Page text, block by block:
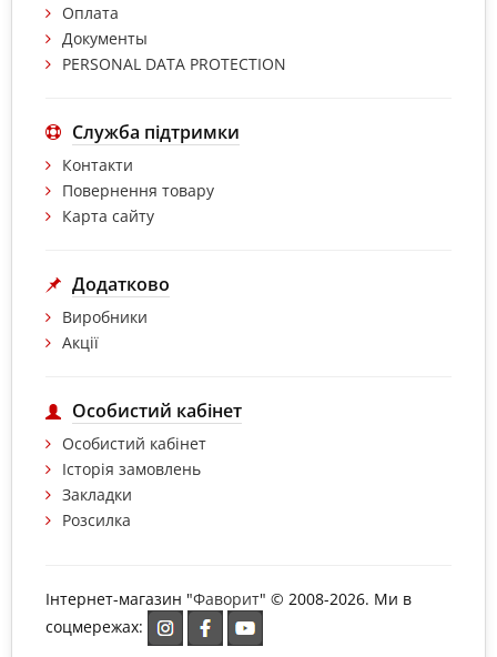
Оплата
Документы
PERSONAL DATA PROTECTION
Служба підтримки
Контакти
Повернення товару
Карта сайту
Додатково
Виробники
Акції
Особистий кабінет
Особистий кабінет
Історія замовлень
Закладки
Розсилка
Інтернет-магазин "Фаворит" © 2008-2026. Ми в
соцмережах: